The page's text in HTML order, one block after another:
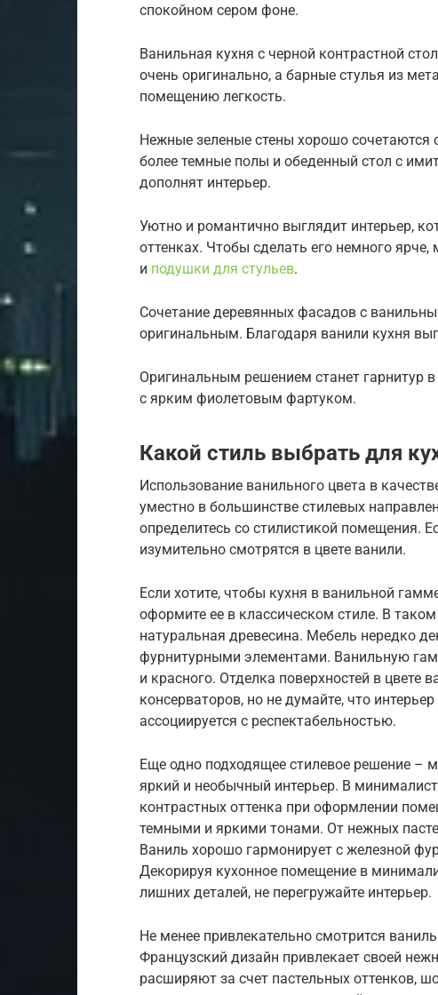
спокойном сером фоне.
Ванильная кухня с черной контрастной
очень оригинально, а барные стулья из
помещению легкость.
Нежные зеленые стены хорошо сочетаются
более темные полы и обеденный стол с
дополнят интерьер.
Уютно и романтично выглядит интерьер,
оттенках. Чтобы сделать его немного
и подушки для стульев.
Сочетание деревянных фасадов с
оригинальным. Благодаря ванили кухня
Оригинальным решением станет гарнитур
с ярким фиолетовым фартуком.
Какой стиль выбрать для
Использование ванильного цвета в
уместно в большинстве стилевых
определитесь со стилистикой помещения.
изумительно смотрятся в цвете ванили.
Если хотите, чтобы кухня в ванильной
оформите ее в классическом стиле. В
натуральная древесина. Мебель нередко
фурнитурными элементами. Ванильную
и красного. Отделка поверхностей в цвете
консерваторов, но не думайте, что
ассоциируется с респектабельностью.
Еще одно подходящее стилевое решение –
яркий и необычный интерьер. В
контрастных оттенка при оформлении
темными и яркими тонами. От нежных
Ваниль хорошо гармонирует с железной
Декорируя кухонное помещение в
лишних деталей, не перегружайте интерьер.
Не менее привлекательно смотрится
Французский дизайн привлекает своей
расширяют за счет пастельных оттенков,